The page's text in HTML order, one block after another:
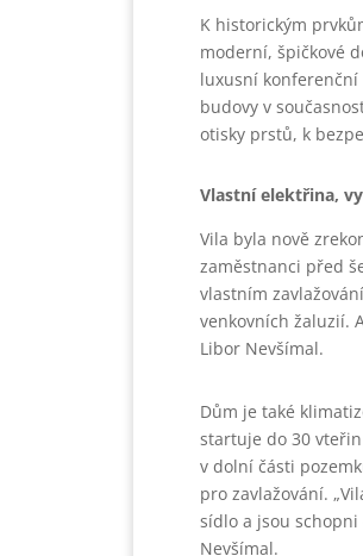
K historickým
moderní, špičkové
luxusní konferenční
budovy v
otisky prstů, k
Vlastní elektřina,
Vila byla nově
zaměstnanci před
vlastním
venkovních žaluzií.
Libor Nevšímal.
Dům je také
startuje do 30
v dolní části
pro zavlažování.
sídlo a jsou
Nevšímal.